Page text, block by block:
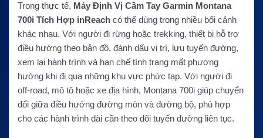
Trong thực tế, Máy Định Vị Cầm Tay Garmin Montana
700i Tích Hợp inReach có thể dùng trong nhiều bối cảnh
khác nhau. Với người đi rừng hoặc trekking, thiết bị hỗ trợ
điều hướng theo bản đồ, đánh dấu vị trí, lưu tuyến đường,
xem lại hành trình và hạn chế tình trạng mất phương
hướng khi đi qua những khu vực phức tạp. Với người đi
off-road, mô tô hoặc xe địa hình, Montana 700i giúp chuyển
đổi giữa điều hướng đường mòn và đường bộ, phù hợp
cho các hành trình dài cần theo dõi tuyến đường liên tục.